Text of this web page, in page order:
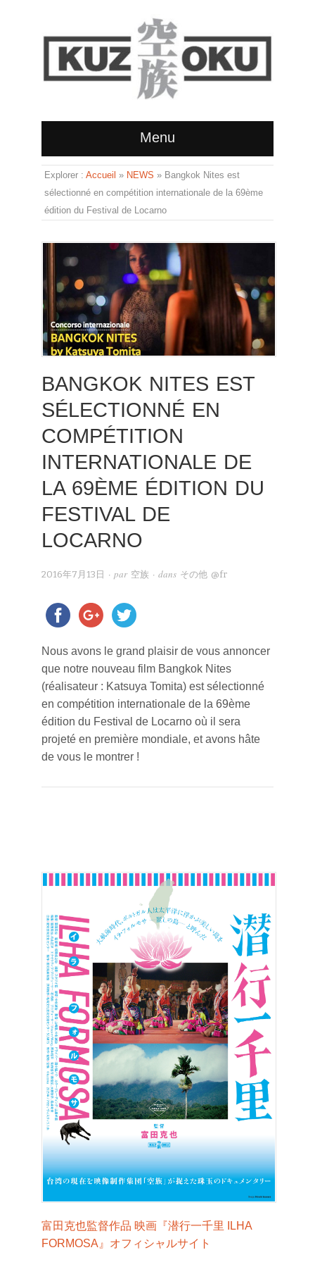
Menu
Explorer : Accueil » NEWS » Bangkok Nites est
sélectionné en compétition internationale de la 69ème
édition du Festival de Locarno
BANGKOK NITES EST
SÉLECTIONNÉ EN
COMPÉTITION
INTERNATIONALE DE
LA 69ÈME ÉDITION DU
FESTIVAL DE
LOCARNO
2016年7月13日 · par 空族 · dans その他 @fr
Nous avons le grand plaisir de vous annoncer
que notre nouveau film Bangkok Nites
(réalisateur : Katsuya Tomita) est sélectionné
en compétition internationale de la 69ème
édition du Festival de Locarno où il sera
projeté en première mondiale, et avons hâte
de vous le montrer !
富田克也監督作品 映画『潜行一千里 ILHA
FORMOSA』オフィシャルサイト